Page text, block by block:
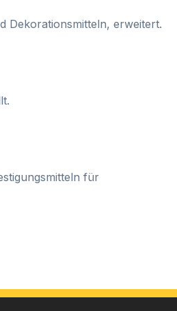
Dekorationsmitteln, erweitert.
für